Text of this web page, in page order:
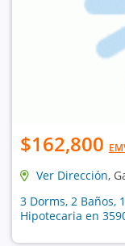
$162,800
Ver Dirección,
3 Dorms, 2 Baños,
Hipotecaria en